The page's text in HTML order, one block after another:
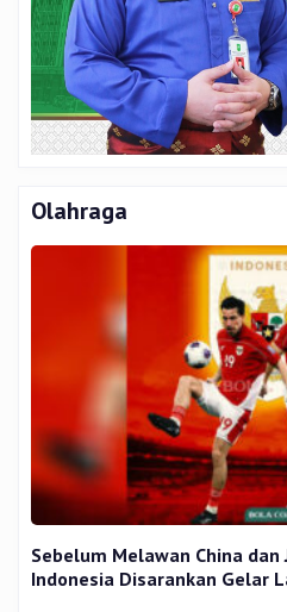
Olahraga
Sebelum Melawan China dan
Indonesia Disarankan Gelar